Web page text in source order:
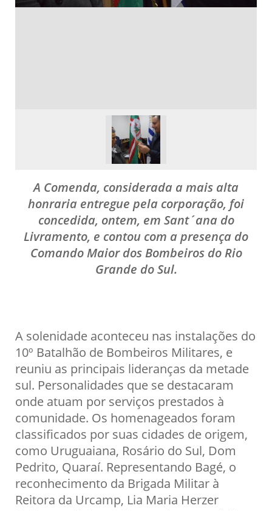
A Comenda, considerada a mais alta
honraria entregue pela corporação, foi
concedida, ontem, em Sant´ana do
Livramento, e contou com a presença do
Comando Maior dos Bombeiros do Rio
Grande do Sul.
A solenidade aconteceu nas instalações do
10º Batalhão de Bombeiros Militares, e
reuniu as principais lideranças da metade
sul. Personalidades que se destacaram
onde atuam por serviços prestados à
comunidade. Os homenageados foram
classificados por suas cidades de origem,
como Uruguaiana, Rosário do Sul, Dom
Pedrito, Quaraí. Representando Bagé, o
reconhecimento da Brigada Militar à
Reitora da Urcamp, Lia Maria Herzer